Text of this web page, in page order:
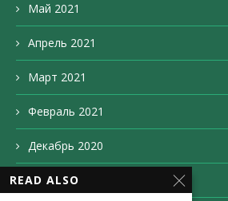
Май 2021
Апрель 2021
Март 2021
Февраль 2021
Декабрь 2020
Ноябрь 2020
READ ALSO